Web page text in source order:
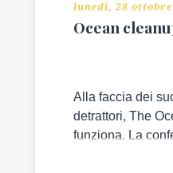
lunedì, 28 ottobre
Ocean
Alla faccia dei
detrattori, The
funziona. La